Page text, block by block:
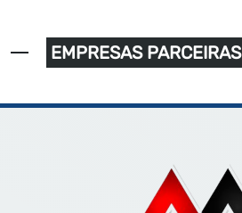
EMPRESAS PARCEIRAS